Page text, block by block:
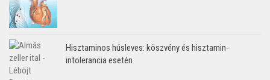
Hisztaminos húsleves: köszvény és hisztamin-
intolerancia esetén